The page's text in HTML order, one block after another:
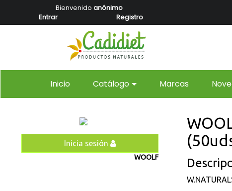
Bienvenido anónimo
Entrar
Registro
Inicio (current)Catálogo Marcas
Inicia sesión
WOOLF